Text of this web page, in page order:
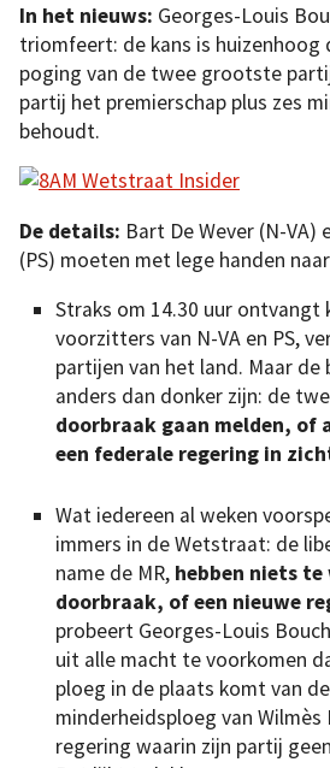
In het nieuws: Georges-Louis
triomfeert: de kans is huizenhoog
poging van de twee grootste
partij het premierschap plus zes
behoudt.
De details: Bart De Wever (N-VA)
(PS) moeten met lege handen
Straks om 14.30 uur ontvangt
voorzitters van N-VA en PS,
partijen van het land. Maar de
anders dan donker zijn: de
doorbraak gaan melden, of
een federale regering in
Wat iedereen al weken
immers in de Wetstraat: de
name de MR, hebben niets te
doorbraak, of een nieuwe
probeert Georges-Louis
uit alle macht te voorkomen
ploeg in de plaats komt van
minderheidsploeg van
regering waarin zijn partij